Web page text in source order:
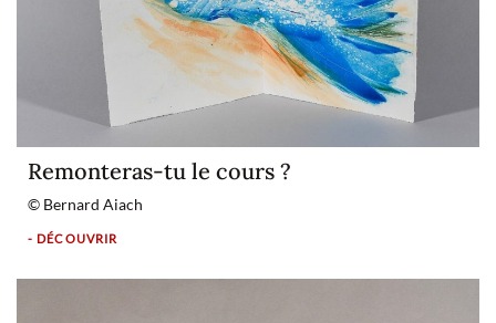
Remonteras-tu le cours ?
© Bernard Aiach
- DÉCOUVRIR